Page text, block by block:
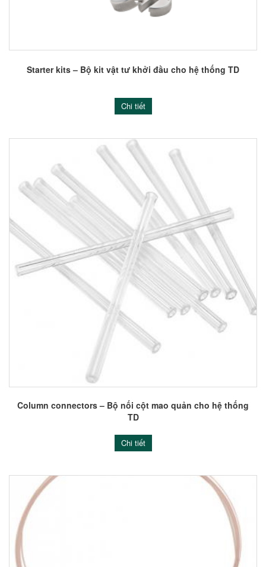
Starter kits – Bộ kit vật tư khởi đầu cho hệ thống TD
Chi tiết
Column connectors – Bộ nối cột mao quản cho hệ thống
TD
Chi tiết